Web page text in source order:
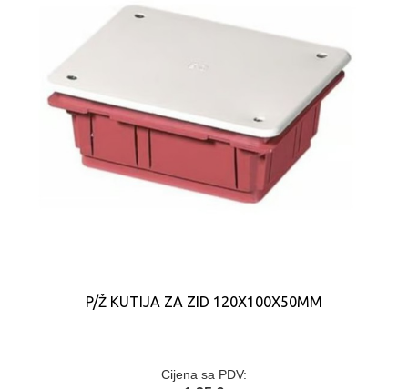
P/Ž KUTIJA ZA ZID 120X100X50MM
Cijena sa PDV: